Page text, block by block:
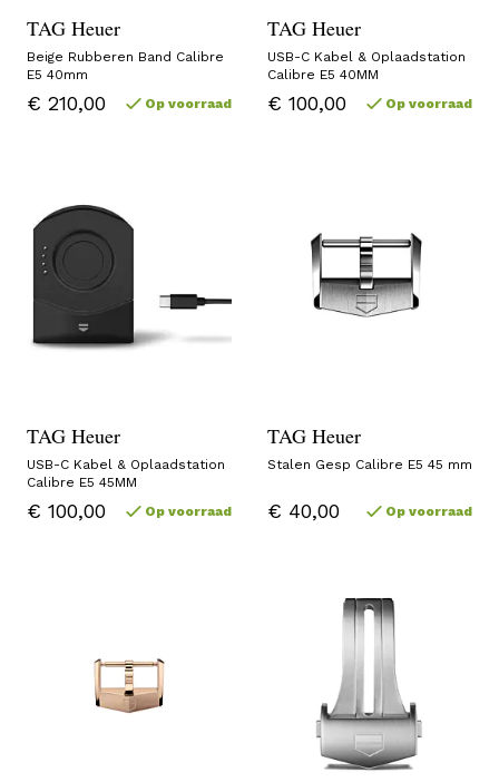
TAG Heuer
Beige Rubberen Band Calibre
E5 40mm
€ 210,00 Op voorraad
TAG Heuer
USB-C Kabel & Oplaadstation
Calibre E5 40MM
€ 100,00 Op voorraad
TAG Heuer
USB-C Kabel & Oplaadstation
Calibre E5 45MM
€ 100,00 Op voorraad
TAG Heuer
Stalen Gesp Calibre E5 45 mm
€ 40,00 Op voorraad